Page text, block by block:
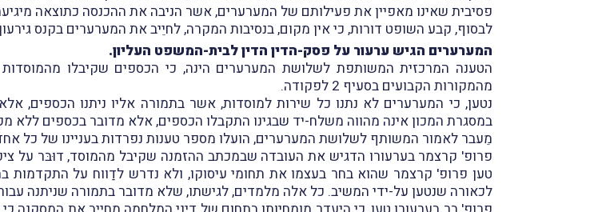
פסיבית שאינו מאפיין את פעילותם של המערערים, אשר הניבה את ההכנסה כתוצאה
לבסוף, קבע השופט דורות, כי אין מקום, בנסיבות המקרה, לחיֵיב את המערערים בקנס
המערערים הגיש ערעור על פסק-הדין הדין לבית-המשפט העליון.
הטענה המרכזית המשותפת לשלושת המערערים הינה, כי הכספים שקיבלו
מהמקורות הקבועים בסעיף 2 לפקודה.
נטען, כי המערערים לא נתנו כל שירות למוסדות, אשר בתמורה אליו ניתנו הכספים,
במסגרת המכון אינה מהווה משלח-יד שבגינו התקבלו הכספים, אלא מדובר בכספים ללא
מֵעבר לאמור המשותף לשלושת המערערים, הועלו מספר טענות נפרדות בעניינו של כל
פרופ' קרצמר בערעורו הדגיש את העובדה שבמכתב ההזמנה שקיבל מהמוסד, דוּבּר על
טען פרופ' קרצמר שהוא בחר בעצמו את תחומי עיסוקו, ולא נדרש לדַווח על התקדמות
לכאורה שנטען על-ידי המשיב. כל אלה מלמדים, לגישתו, שלא מדובר בתמורה שניתנה